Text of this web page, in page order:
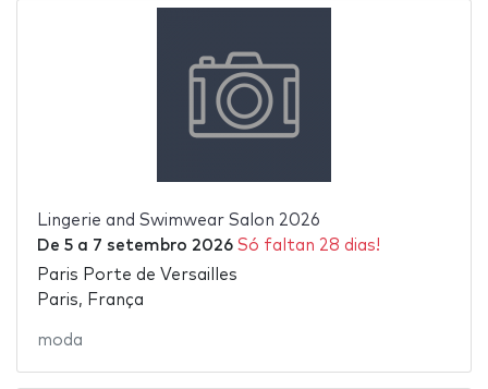
Lingerie and Swimwear Salon 2026
De 5a 7 setembro 2026 Só faltan 28 dias!
Paris Porte de Versailles
Paris, França
moda